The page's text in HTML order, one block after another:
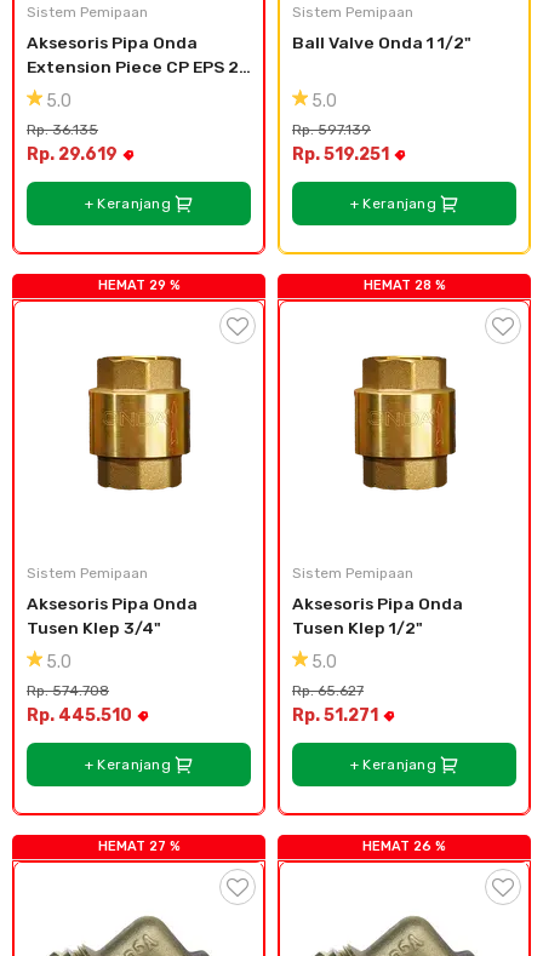
Sistem Pemipaan
Aksesoris Pipa Onda
Extension Piece CP EPS 20
x 1/2"
5.0
Rp. 36.135
Rp. 29.619
+ Keranjang
Sistem Pemipaan
Ball Valve Onda 1 1/2"
5.0
Rp. 597.139
Rp. 519.251
+ Keranjang
HEMAT 29 %
Sistem Pemipaan
Aksesoris Pipa Onda
Tusen Klep 3/4"
5.0
Rp. 574.708
Rp. 445.510
+ Keranjang
HEMAT 28 %
Sistem Pemipaan
Aksesoris Pipa Onda
Tusen Klep 1/2"
5.0
Rp. 65.627
Rp. 51.271
+ Keranjang
HEMAT 27 % HEMAT 26 %